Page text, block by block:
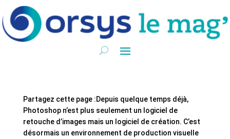
Partagez cette page :Depuis quelque temps déjà,
Photoshop n’est plus seulement un logiciel de
retouche d’images mais un logiciel de création. C’est
désormais un environnement de production visuelle